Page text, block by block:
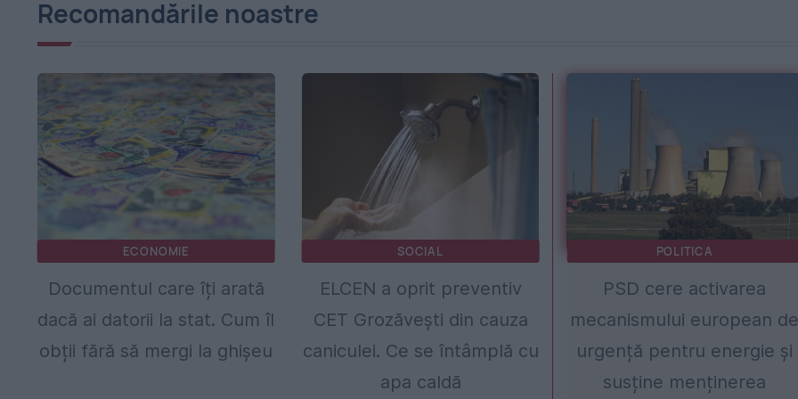
Recomandările noastre
ECONOMIE
Documentul care îți arată
dacă ai datorii la stat. Cum îl
obții fără să mergi la ghișeu
SOCIAL
ELCEN a oprit preventiv
CET Grozăveşti din cauza
caniculei. Ce se întâmplă cu
apa caldă
POLITICA
PSD cere activarea
mecanismului european
urgență pentru energie și
susține menținerea